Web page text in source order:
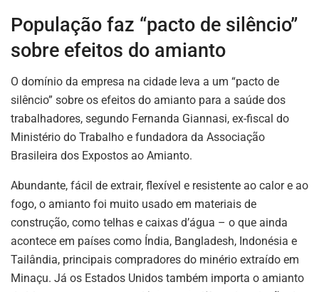
População faz “pacto de silêncio”
sobre efeitos do amianto
O domínio da empresa na cidade leva a um “pacto de
silêncio” sobre os efeitos do amianto para a saúde dos
trabalhadores, segundo Fernanda Giannasi, ex-fiscal do
Ministério do Trabalho e fundadora da Associação
Brasileira dos Expostos ao Amianto.
Abundante, fácil de extrair, flexível e resistente ao calor e ao
fogo, o amianto foi muito usado em materiais de
construção, como telhas e caixas d’água – o que ainda
acontece em países como Índia, Bangladesh, Indonésia e
Tailândia, principais compradores do minério extraído em
Minaçu. Já os Estados Unidos também importa o amianto